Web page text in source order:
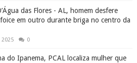
das Flores - AL, homem desfere
em outro durante briga no centro da
0
do Ipanema, PCAL localiza mulher que